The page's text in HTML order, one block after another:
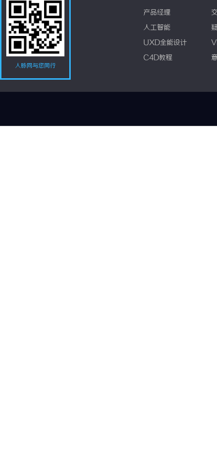
人脉网与您同行
产品经理
人工智能
UXD全能设计
C4D教程